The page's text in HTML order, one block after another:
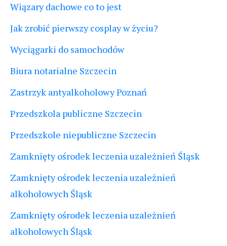
Wiązary dachowe co to jest
Jak zrobić pierwszy cosplay w życiu?
Wyciągarki do samochodów
Biura notarialne Szczecin
Zastrzyk antyalkoholowy Poznań
Przedszkola publiczne Szczecin
Przedszkole niepubliczne Szczecin
Zamknięty ośrodek leczenia uzależnień Śląsk
Zamknięty ośrodek leczenia uzależnień
alkoholowych Śląsk
Zamknięty ośrodek leczenia uzależnień
alkoholowych Śląsk